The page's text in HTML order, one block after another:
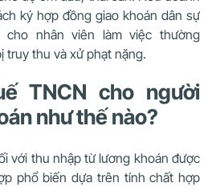
ký hợp đồng giao khoán dân sự
cho nhân viên làm việc thường
truy thu và xử phạt nặng.
TNCN cho người
như thế nào?
với thu nhập từ lương khoán được
phổ biến dựa trên tính chất hợp